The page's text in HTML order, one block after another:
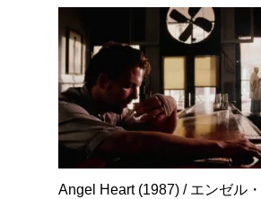
Angel Heart (1987) / エンゼル